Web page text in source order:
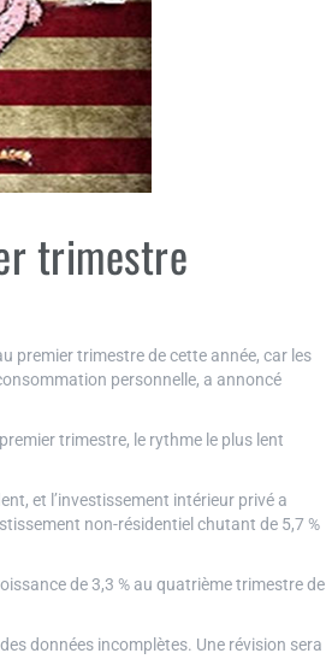
trimestre
premier trimestre de cette année, car les
personnelle, a annoncé
trimestre, le rythme le plus lent
et l’investissement intérieur privé a
non-résidentiel chutant de 5,7 %
de 3,3 % au quatrième trimestre de
données incomplètes. Une révision sera